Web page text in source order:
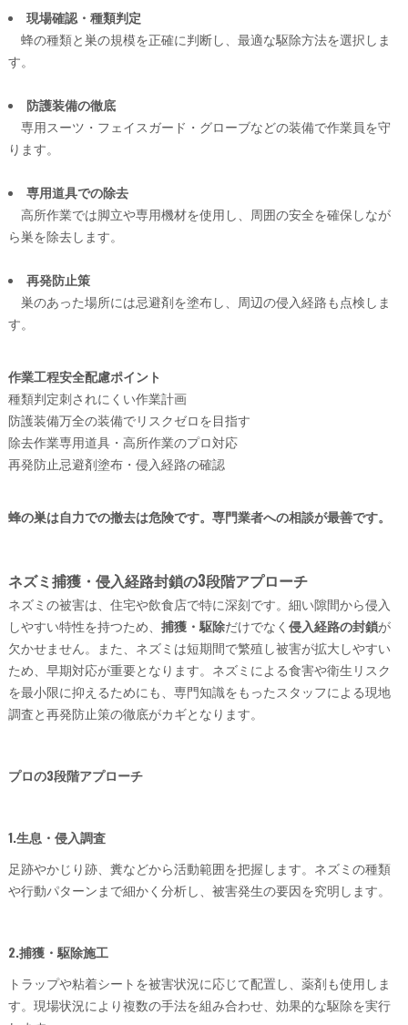
現場確認・種類判定
蜂の種類と巣の規模を正確に判断し、最適な駆除方法を選択しま
す。
防護装備の徹底
専用スーツ・フェイスガード・グローブなどの装備で作業員を守
ります。
専用道具での除去
高所作業では脚立や専用機材を使用し、周囲の安全を確保しなが
ら巣を除去します。
再発防止策
巣のあった場所には忌避剤を塗布し、周辺の侵入経路も点検しま
す。
作業工程安全配慮ポイント
種類判定刺されにくい作業計画
防護装備万全の装備でリスクゼロを目指す
除去作業専用道具・高所作業のプロ対応
再発防止忌避剤塗布・侵入経路の確認
蜂の巣は自力での撤去は危険です。専門業者への相談が最善です。
ネズミ捕獲・侵入経路封鎖の3段階アプローチ
ネズミの被害は、住宅や飲食店で特に深刻です。細い隙間から侵入
しやすい特性を持つため、 捕獲・駆除だけでなく 侵入経路の封鎖が
欠かせません。また、ネズミは短期間で繁殖し被害が拡大しやすい
ため、早期対応が重要となります。ネズミによる食害や衛生リスク
を最小限に抑えるためにも、専門知識をもったスタッフによる現地
調査と再発防止策の徹底がカギとなります。
プロの3段階アプローチ
1.生息・侵入調査
足跡やかじり跡、糞などから活動範囲を把握します。ネズミの種類
や行動パターンまで細かく分析し、被害発生の要因を究明します。
2.捕獲・駆除施工
トラップや粘着シートを被害状況に応じて配置し、薬剤も使用しま
す。現場状況により複数の手法を組み合わせ、効果的な駆除を実行